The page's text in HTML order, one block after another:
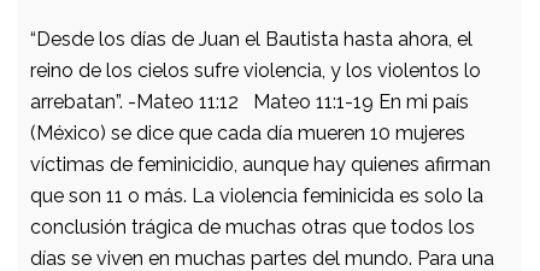
“Desde los días de Juan el Bautista hasta ahora, el
reino de los cielos sufre violencia, y los violentos lo
arrebatan”. -Mateo 11:12 Mateo 11:1-19 En mi país
(México) se dice que cada día mueren 10 mujeres
víctimas de feminicidio, aunque hay quienes afirman
que son 11 o más. La violencia feminicida es solo la
conclusión trágica de muchas otras que todos los
días se viven en muchas partes del mundo. Para una